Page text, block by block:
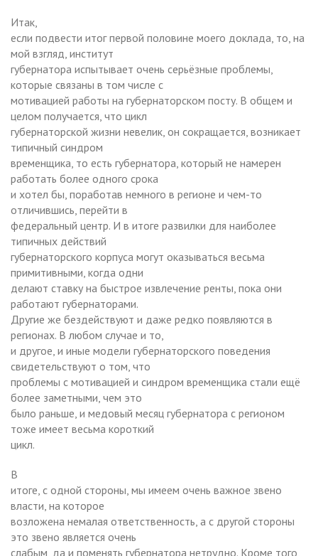
Итак,
если подвести итог первой половине моего доклада, то, на
мой взгляд, институт
губернатора испытывает очень серьёзные проблемы,
которые связаны в том числе с
мотивацией работы на губернаторском посту. В общем и
целом получается, что цикл
губернаторской жизни невелик, он сокращается, возникает
типичный синдром
временщика, то есть губернатора, который не намерен
работать более одного срока
и хотел бы, поработав немного в регионе и чем-то
отличившись, перейти в
федеральный центр. И в итоге развилки для наиболее
типичных действий
губернаторского корпуса могут оказываться весьма
примитивными, когда одни
делают ставку на быстрое извлечение ренты, пока они
работают губернаторами.
Другие же бездействуют и даже редко появляются в
регионах. В любом случае и то,
и другое, и иные модели губернаторского поведения
свидетельствуют о том, что
проблемы с мотивацией и синдром временщика стали ещё
более заметными, чем это
было раньше, и медовый месяц губернатора с регионом
тоже имеет весьма короткий
цикл.
В
итоге, с одной стороны, мы имеем очень важное звено
власти, на которое
возложена немалая ответственность, а с другой стороны
это звено является очень
слабым, да и поменять губернатора нетрудно. Кроме того,